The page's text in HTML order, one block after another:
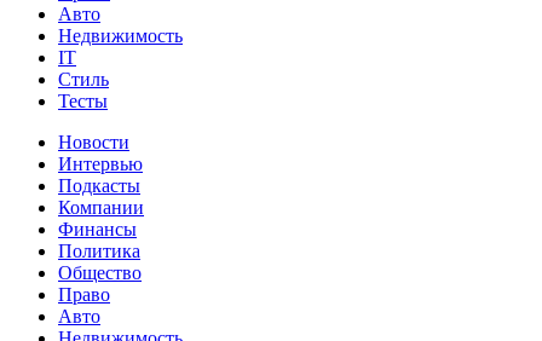
Авто
Недвижимость
IT
Стиль
Тесты
Новости
Интервью
Подкасты
Компании
Финансы
Политика
Общество
Право
Авто